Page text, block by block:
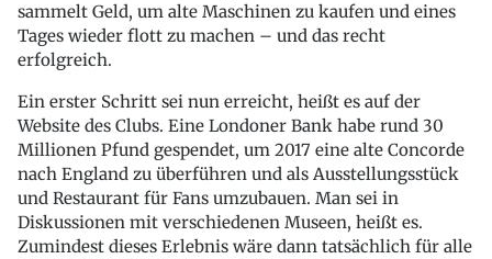
sammelt Geld, um alte Maschinen zu kaufen und eines
Tages wieder flott zu machen – und das recht
erfolgreich.
Ein erster Schritt sei nun erreicht, heißt es auf der
Website des Clubs. Eine Londoner Bank habe rund 30
Millionen Pfund gespendet, um 2017 eine alte Concorde
nach England zu überführen und als Ausstellungsstück
und Restaurant für Fans umzubauen. Man sei in
Diskussionen mit verschiedenen Museen, heißt es.
Zumindest dieses Erlebnis wäre dann tatsächlich für alle